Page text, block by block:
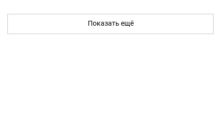
Показать ещё